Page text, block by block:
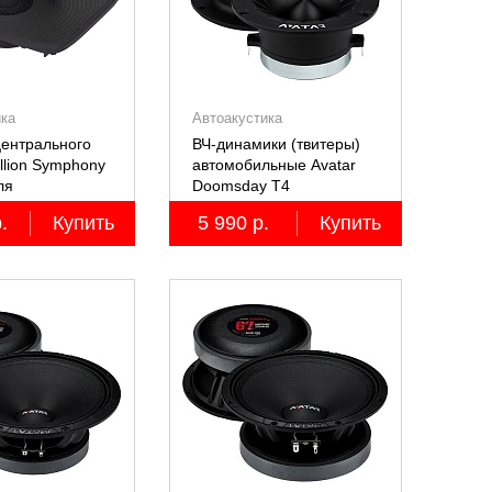
Symphony
Lixiang Li-
Купить
Автоакустика
ВЧ-динамики (твитеры)
автомобильные Avatar
Doomsday Т4
5 990 р. Купить